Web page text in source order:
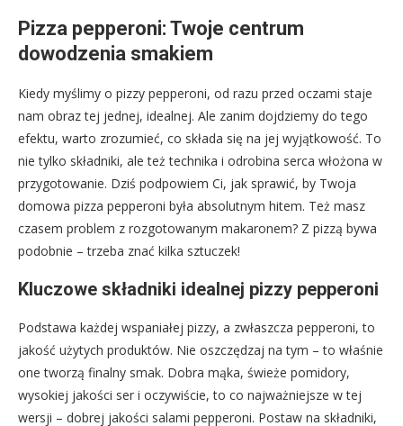
Pizza pepperoni: Twoje centrum
dowodzenia smakiem
Kiedy myślimy o pizzy pepperoni, od razu przed oczami staje
nam obraz tej jednej, idealnej. Ale zanim dojdziemy do tego
efektu, warto zrozumieć, co składa się na jej wyjątkowość. To
nie tylko składniki, ale też technika i odrobina serca włożona w
przygotowanie. Dziś podpowiem Ci, jak sprawić, by Twoja
domowa pizza pepperoni była absolutnym hitem. Też masz
czasem problem z rozgotowanym makaronem? Z pizzą bywa
podobnie – trzeba znać kilka sztuczek!
Kluczowe składniki idealnej pizzy pepperoni
Podstawa każdej wspaniałej pizzy, a zwłaszcza pepperoni, to
jakość użytych produktów. Nie oszczędzaj na tym – to właśnie
one tworzą finalny smak. Dobra mąka, świeże pomidory,
wysokiej jakości ser i oczywiście, to co najważniejsze w tej
wersji – dobrej jakości salami pepperoni. Postaw na składniki,